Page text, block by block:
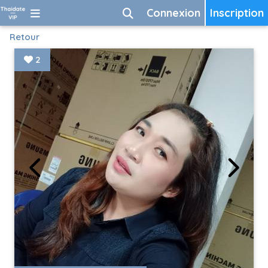
Inscription
Connexion
Retour
2